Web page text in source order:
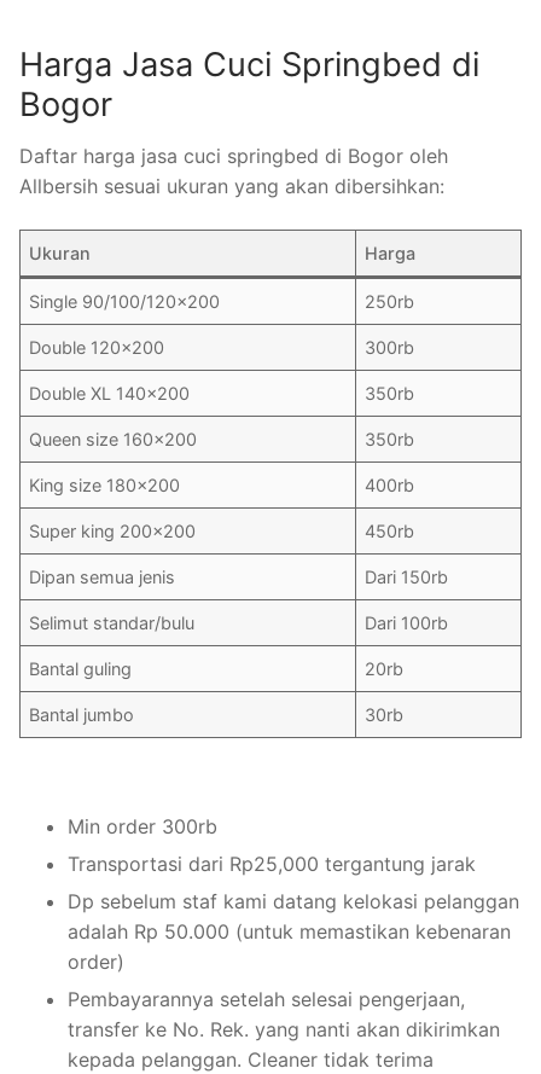
Harga Jasa Cuci Springbed di
Bogor
Daftar harga jasa cuci springbed di Bogor oleh
Allbersih sesuai ukuran yang akan dibersihkan:
Ukuran Harga
Single 90/100/120×200 250rb
Double 120×200 300rb
Double XL 140×200 350rb
Queen size 160×200 350rb
King size 180×200 400rb
Super king 200×200 450rb
Dipan semua jenis Dari 150rb
Selimut standar/bulu Dari 100rb
Bantal guling 20rb
Bantal jumbo 30rb
Min order 300rb
Transportasi dari Rp25,000 tergantung jarak
Dp sebelum staf kami datang kelokasi pelanggan
adalah Rp 50.000 (untuk memastikan kebenaran
order)
Pembayarannya setelah selesai pengerjaan,
transfer ke No. Rek. yang nanti akan dikirimkan
kepada pelanggan. Cleaner tidak terima